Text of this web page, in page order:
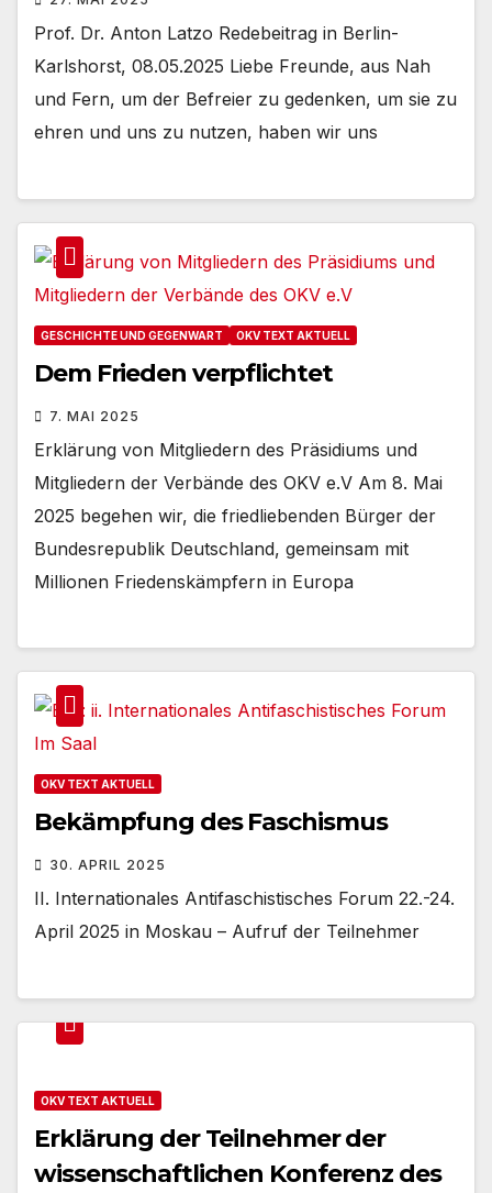
Prof. Dr. Anton Latzo Redebeitrag in Berlin-
Karlshorst, 08.05.2025 Liebe Freunde, aus Nah
und Fern, um der Befreier zu gedenken, um sie zu
ehren und uns zu nutzen, haben wir uns
GESCHICHTE UND GEGENWART OKV TEXT AKTUELL
Dem Frieden verpflichtet
7. MAI 2025
Erklärung von Mitgliedern des Präsidiums und
Mitgliedern der Verbände des OKV e.V Am 8. Mai
2025 begehen wir, die friedliebenden Bürger der
Bundesrepublik Deutschland, gemeinsam mit
Millionen Friedenskämpfern in Europa
OKV TEXT AKTUELL
Bekämpfung des Faschismus
30. APRIL 2025
II. Internationales Antifaschistisches Forum 22.-24.
April 2025 in Moskau – Aufruf der Teilnehmer
OKV TEXT AKTUELL
Erklärung der Teilnehmer der
wissenschaftlichen Konferenz des